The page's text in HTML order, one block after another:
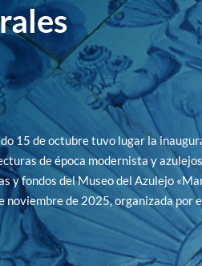
15 de octubre tuvo lugar la
de época modernista y
y fondos del Museo del Azulejo
noviembre de 2025, organizada por